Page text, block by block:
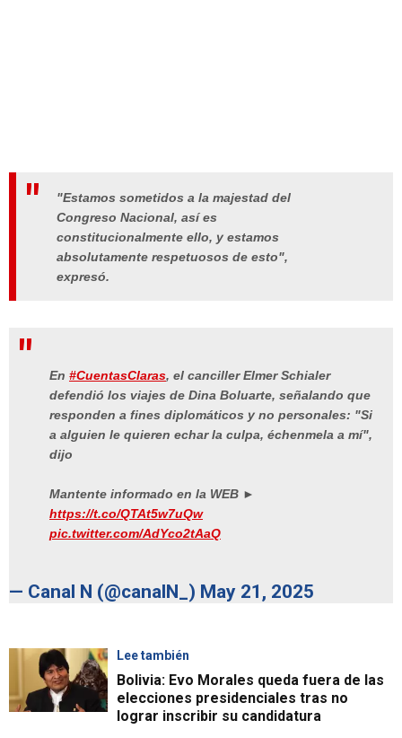
"Estamos sometidos a la majestad del
Congreso Nacional, así es
constitucionalmente ello, y estamos
absolutamente respetuosos de esto",
expresó.
En #CuentasClaras, el canciller Elmer Schialer
defendió los viajes de Dina Boluarte, señalando que
responden a fines diplomáticos y no personales: "Si
a alguien le quieren echar la culpa, échenmela a mí",
dijo
Mantente informado en la WEB ►
https://t.co/QTAt5w7uQw
pic.twitter.com/AdYco2tAaQ
— Canal N (@canalN_) May 21, 2025
Lee también
Bolivia: Evo Morales queda fuera de las
elecciones presidenciales tras no
lograr inscribir su candidatura